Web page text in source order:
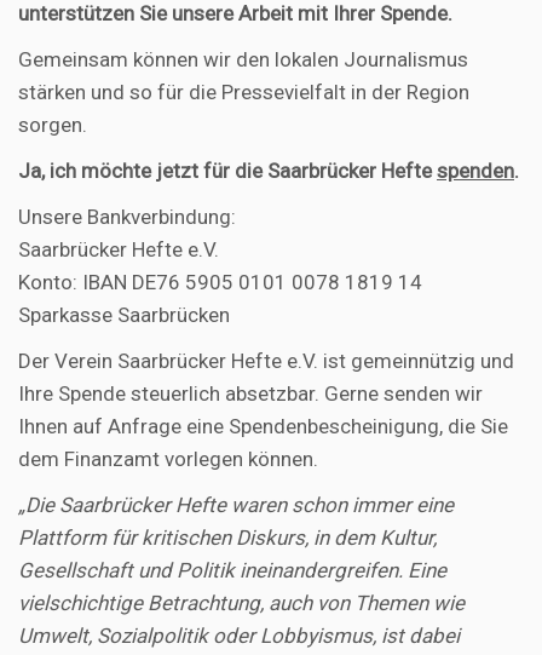
unterstützen Sie unsere Arbeit mit Ihrer Spende.
Gemeinsam können wir den lokalen Journalismus
stärken und so für die Pressevielfalt in der Region
sorgen.
Ja, ich möchte jetzt für die Saarbrücker Heftespenden.
Unsere Bankverbindung:
Saarbrücker Hefte e.V.
Konto: IBAN DE76 5905 0101 0078 1819 14
Sparkasse Saarbrücken
Der Verein Saarbrücker Hefte e.V. ist gemeinnützig und
Ihre Spende steuerlich absetzbar. Gerne senden wir
Ihnen auf Anfrage eine Spendenbescheinigung, die Sie
dem Finanzamt vorlegen können.
„Die Saarbrücker Hefte waren schon immer eine
Plattform für kritischen Diskurs, in dem Kultur,
Gesellschaft und Politik ineinandergreifen. Eine
vielschichtige Betrachtung, auch von Themen wie
Umwelt, Sozialpolitik oder Lobbyismus, ist dabei